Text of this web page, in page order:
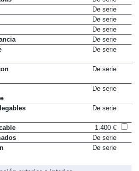
De serie
De serie
De serie
De serie
De serie
1.400 €
De serie